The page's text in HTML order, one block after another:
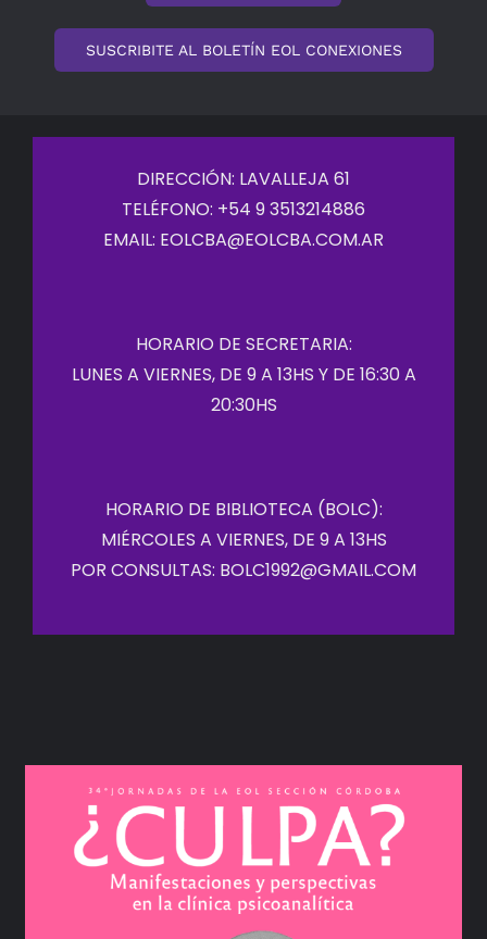
SUSCRIBITE AL BOLETÍN EOL CONEXIONES
DIRECCIÓN: LAVALLEJA 61
TELÉFONO: +54 9 3513214886
EMAIL: EOLCBA@EOLCBA.COM.AR
HORARIO DE SECRETARIA:
LUNES A VIERNES, DE 9 A 13HS Y DE 16:30 A
20:30HS
HORARIO DE BIBLIOTECA (BOLC):
MIÉRCOLES A VIERNES, DE 9 A 13HS
POR CONSULTAS: BOLC1992@GMAIL.COM